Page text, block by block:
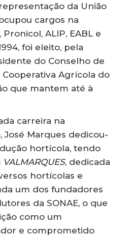
da União
cargos na
ALIP, EABL e
foi eleito, pela
do Conselho de
Agrícola do
que mantem até à
carreira na
José Marques dedicou-
hortícola, tendo
VALMARQUES, dedicada
hortícolas e
um dos fundadores
da SONAE, o que
como um
e comprometido